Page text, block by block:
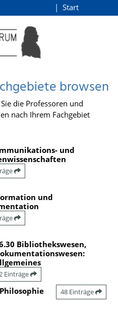
Start
browsen
die Professoren und
nach Ihrem Fachgebiet
und
und
Bibliothekswesen,
Einträge
48 Einträge